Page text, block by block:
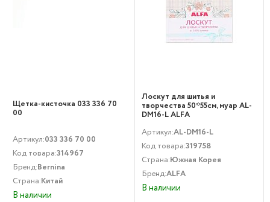
Щетка-кисточка 033 336 70
00
Артикул:033 336 70 00
Код товара:314967
Бренд:Bernina
Страна:Китай
В наличии
Лоскут для шитья и
творчества 50*55см, муар AL-
DM16-L ALFA
Артикул:AL-DM16-L
Код товара:319758
Страна:Южная Корея
Бренд:ALFA
В наличии